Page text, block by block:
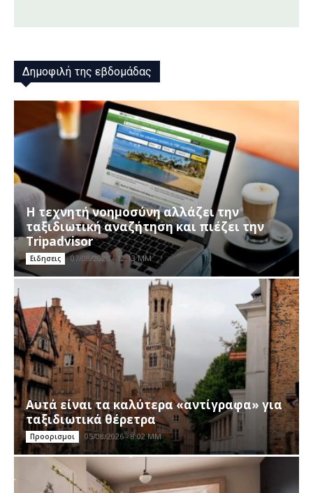
Δημοφιλή της εβδομάδας
Η τεχνητή νοημοσύνη αλλάζει την
ταξιδιωτική αναζήτηση και πιέζει την
Tripadvisor
Ειδησεις 07/08/2026 - 12:13 ΜΜ
Αυτά είναι τα καλύτερα «αντίγραφα» για
ταξιδιωτικά θέρετρα
Προορισμοι 05/08/2026 - 8:02 ΜΜ